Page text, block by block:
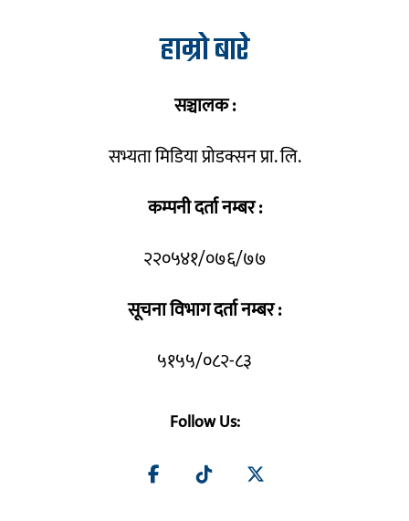
हाम्रो बारे
सञ्चालक :
सभ्यता मिडिया प्रोडक्सन प्रा. लि.
कम्पनी दर्ता नम्बर :
२२०५४१/०७६/७७
सूचना विभाग दर्ता नम्बर :
५१५५/०८२-८३
Follow Us: